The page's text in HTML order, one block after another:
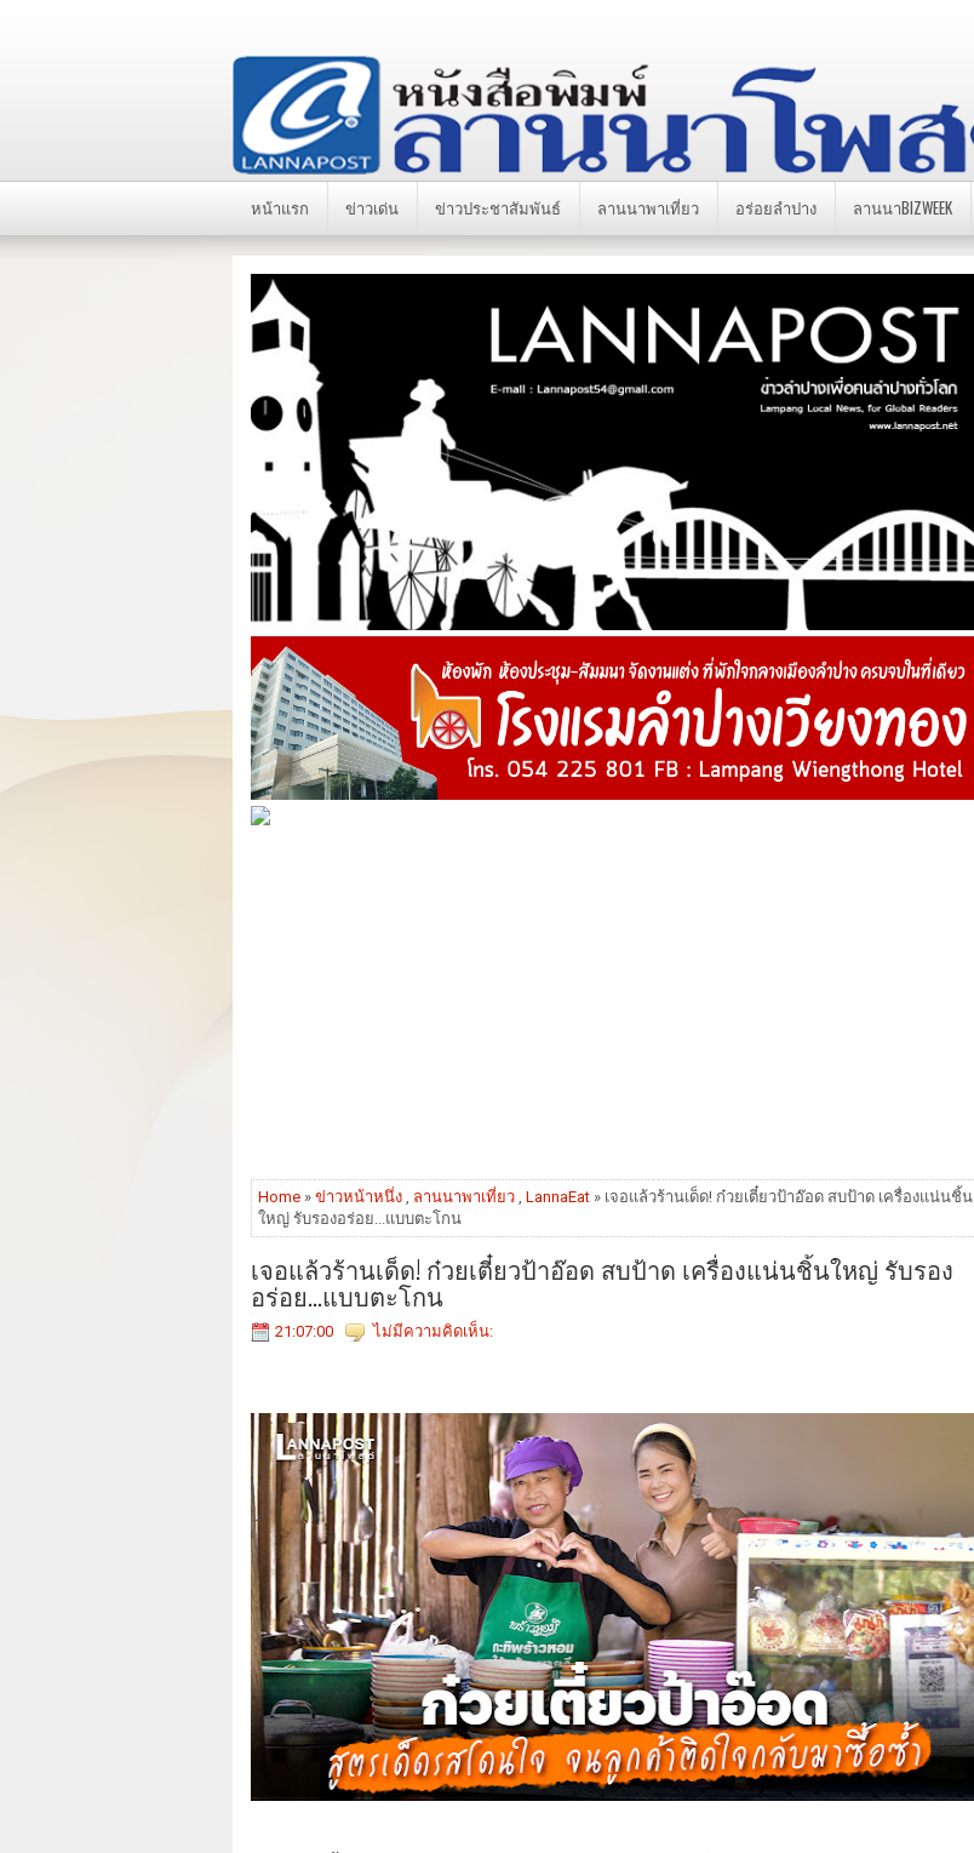
หน้าแรก ข่าวเด่น ข่าวประชาสัมพันธ์ ลานนาพาเที่ยว อร่อยลำปาง ลานนาBIZWEEK
Home » ข่าวหน้าหนึ่ง , ลานนาพาเที่ยว , LannaEat » เจอแล้วร้านเด็ด! ก๋วยเตี๋ยวป้าอ๊อด สบป้าด เครื่องแน่นชิ้น
ใหญ่ รับรองอร่อย...แบบตะโกน
เจอแล้วร้านเด็ด! ก๋วยเตี๋ยวป้าอ๊อด สบป้าด เครื่องแน่นชิ้นใหญ่ รับรอง
อร่อย...แบบตะโกน
21:07:00 ไม่มีความคิดเห็น: